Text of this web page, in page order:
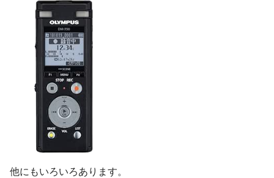
他にもいろいろあります。